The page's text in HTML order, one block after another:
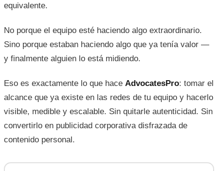
equivalente.
No porque el equipo esté haciendo algo extraordinario.
Sino porque estaban haciendo algo que ya tenía valor —
y finalmente alguien lo está midiendo.
Eso es exactamente lo que hace AdvocatesPro: tomar el
alcance que ya existe en las redes de tu equipo y hacerlo
visible, medible y escalable. Sin quitarle autenticidad. Sin
convertirlo en publicidad corporativa disfrazada de
contenido personal.